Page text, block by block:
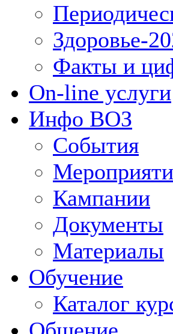
Здоровье-
Факты и
On-line услуги
Инфо ВОЗ
События
Кампании
Документы
Материалы
Обучение
Каталог